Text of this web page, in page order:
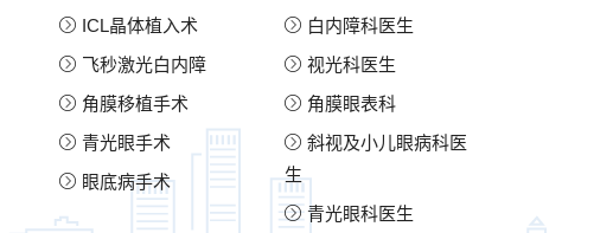
ICL晶体植入术
飞秒激光白内障
角膜移植手术
青光眼手术
眼底病手术
白内障科医生
视光科医生
角膜眼表科
斜视及小儿眼病科医
生
青光眼科医生